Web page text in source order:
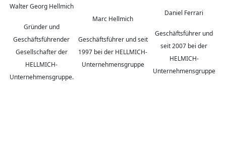
Walter Georg Hellmich
Gründer und
Geschäftsführender
Gesellschafter der
HELLMICH-
Unternehmensgruppe.
Marc Hellmich
Geschäftsführer und seit
1997 bei der HELLMICH-
Unternehmensgruppe
Daniel Ferrari
Geschäftsführer und
seit 2007 bei der
HELMICH-
Unternehmensgruppe